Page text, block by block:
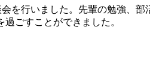
を行いました。先輩の勉強、
ごすことができました。